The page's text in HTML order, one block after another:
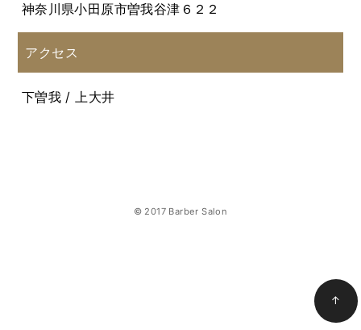
神奈川県小田原市曽我谷津６２２
アクセス
下曽我 / 上大井
© 2017 Barber Salon
↑